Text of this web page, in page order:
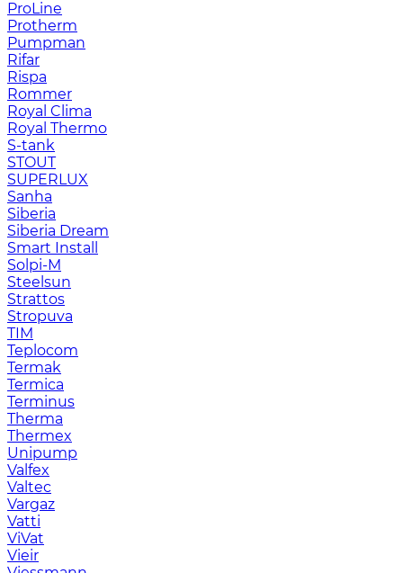
ProLine
Protherm
Pumpman
Rifar
Rispa
Rommer
Royal Clima
Royal Thermo
S-tank
STOUT
SUPERLUX
Sanha
Siberia
Siberia Dream
Smart Install
Solpi-M
Steelsun
Strattos
Stropuva
TIM
Teplocom
Termak
Termica
Terminus
Therma
Thermex
Unipump
Valfex
Valtec
Vargaz
Vatti
ViVat
Vieir